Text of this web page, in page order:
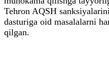
Tehron AQSH
dasturiga oid masalalarni
qilgan.